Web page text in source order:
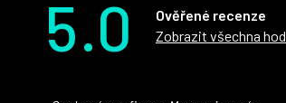
5.0
Ověřené recenze
Zobrazit všechna